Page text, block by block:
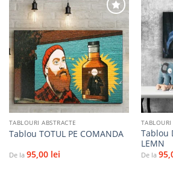
Adaugă
la
favorite
TABLOURI ABSTRACTE
Tablou TOTUL PE COMANDA
De la 95,00 lei
TABLOURI
Tablou
LEMN
De la